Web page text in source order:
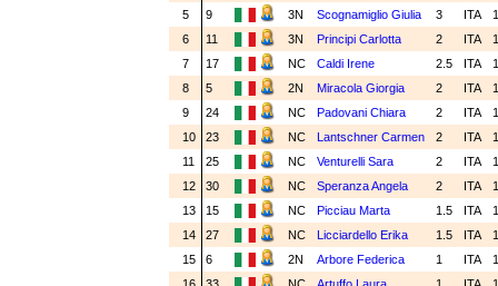
5
9 3N Scognamiglio Giulia 3 ITA
6
11 3N Principi Carlotta 2 ITA
7
17 NC Caldi Irene 2.5 ITA
8
5 2N Miracola Giorgia 2 ITA
9
24 NC Padovani Chiara 2 ITA
10
23 NC Lantschner Carmen 2 ITA
11
25 NC Venturelli Sara 2 ITA
12
30 NC Speranza Angela 2 ITA
13
15 NC Picciau Marta 1.5 ITA
14
27 NC Licciardello Erika 1.5 ITA
15
6 2N Arbore Federica 1 ITA